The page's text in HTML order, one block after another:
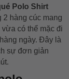
Polo Shirt
2 hàng cúc mang
có thể mặc đi
ngày. Đây là
sự đơn giản